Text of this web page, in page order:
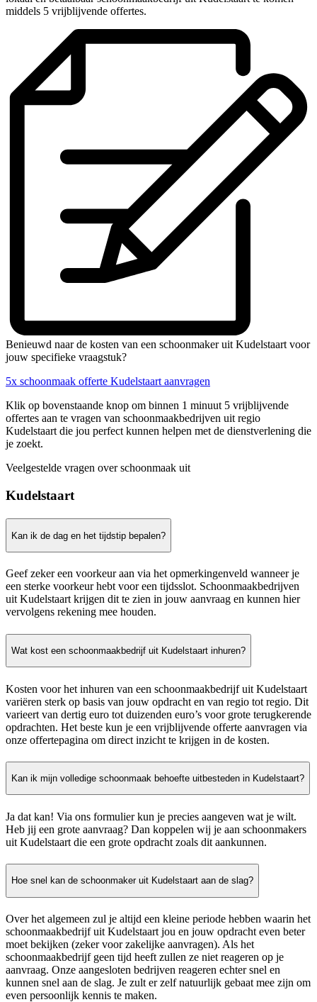
middels 5 vrijblijvende offertes.
Benieuwd naar de kosten van een schoonmaker uit Kudelstaart voor
jouw specifieke vraagstuk?
5x schoonmaak offerte Kudelstaart aanvragen
Klik op bovenstaande knop om binnen 1 minuut 5 vrijblijvende
offertes aan te vragen van schoonmaakbedrijven uit regio
Kudelstaart die jou perfect kunnen helpen met de dienstverlening die
je zoekt.
Veelgestelde vragen over schoonmaak uit
Kudelstaart
Kan ik de dag en het tijdstip bepalen?
Geef zeker een voorkeur aan via het opmerkingenveld wanneer je
een sterke voorkeur hebt voor een tijdsslot. Schoonmaakbedrijven
uit Kudelstaart krijgen dit te zien in jouw aanvraag en kunnen hier
vervolgens rekening mee houden.
Wat kost een schoonmaakbedrijf uit Kudelstaart inhuren?
Kosten voor het inhuren van een schoonmaakbedrijf uit Kudelstaart
variëren sterk op basis van jouw opdracht en van regio tot regio. Dit
varieert van dertig euro tot duizenden euro’s voor grote terugkerende
opdrachten. Het beste kun je een vrijblijvende offerte aanvragen via
onze offertepagina om direct inzicht te krijgen in de kosten.
Kan ik mijn volledige schoonmaak behoefte uitbesteden in Kudelstaart?
Ja dat kan! Via ons formulier kun je precies aangeven wat je wilt.
Heb jij een grote aanvraag? Dan koppelen wij je aan schoonmakers
uit Kudelstaart die een grote opdracht zoals dit aankunnen.
Hoe snel kan de schoonmaker uit Kudelstaart aan de slag?
Over het algemeen zul je altijd een kleine periode hebben waarin het
schoonmaakbedrijf uit Kudelstaart jou en jouw opdracht even beter
moet bekijken (zeker voor zakelijke aanvragen). Als het
schoonmaakbedrijf geen tijd heeft zullen ze niet reageren op je
aanvraag. Onze aangesloten bedrijven reageren echter snel en
kunnen snel aan de slag. Je zult er zelf natuurlijk gebaat mee zijn om
even persoonlijk kennis te maken.